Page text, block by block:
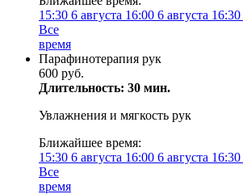
15:30 6 августа 16:00 6 августа 16:30
Все
время
Парафинотерапия рук
600 руб.
Длительность: 30 мин.
Увлажнения и мягкость рук
Ближайшее время:
15:30 6 августа 16:00 6 августа 16:30
Все
время